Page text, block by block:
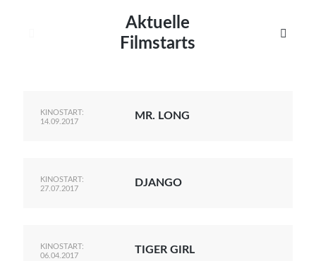
Aktuelle
Filmstarts

KINOSTART:
14.09.2017
MR. LONG
KINOSTART:
27.07.2017
DJANGO
KINOSTART:
06.04.2017
TIGER GIRL